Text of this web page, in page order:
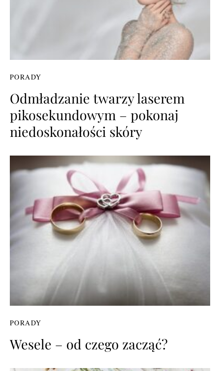
PORADY
Odmładzanie twarzy laserem
pikosekundowym – pokonaj
niedoskonałości skóry
PORADY
Wesele – od czego zacząć?